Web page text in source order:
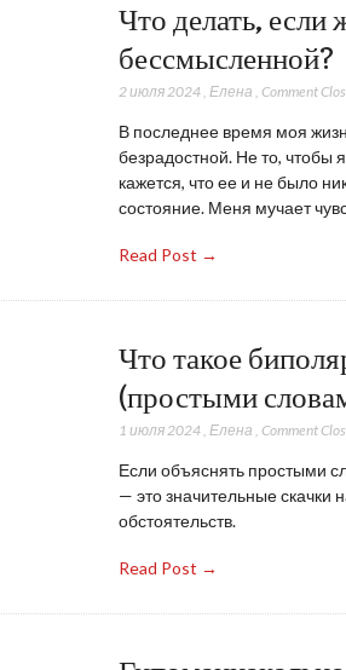
Что делать, если
бессмысленной?
2 июля 2024, Елена , Comment
В последнее время моя
безрадостной. Не то, чтобы
кажется, что ее и не было
состояние. Меня мучает
Read Post →
Что такое
(простыми
1 июля 2024, Елена , Comment
Если объяснять простыми
— это значительные скачки
обстоятельств.
Read Post →